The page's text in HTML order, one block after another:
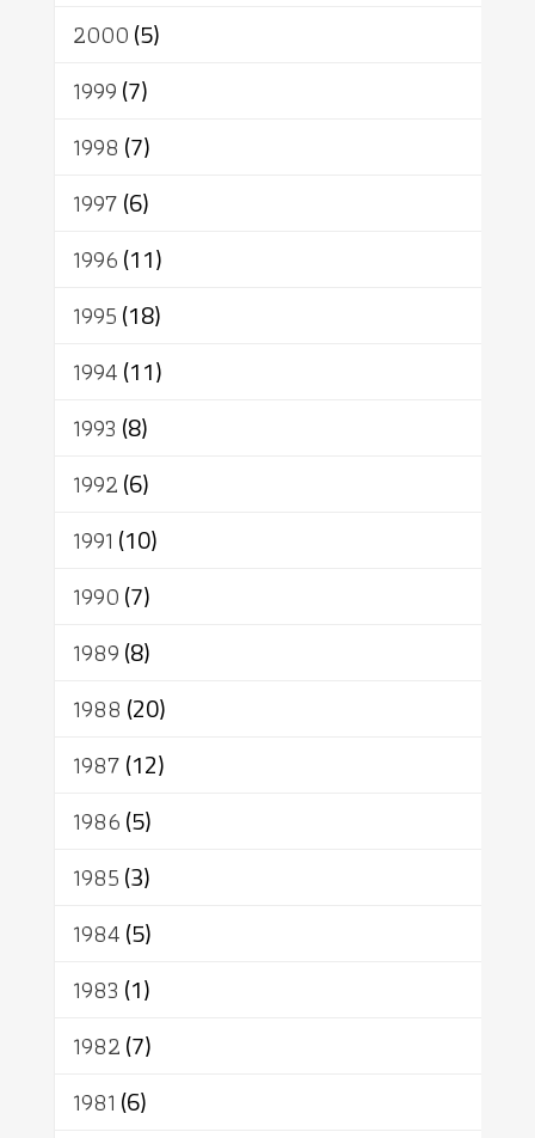
2000(5)
1999(7)
1998 (7)
1997(6)
1996(11)
1995(18)
1994(11)
1993 (8)
1992(6)
1991 (10)
1990(7)
1989(8)
1988 (20)
1987(12)
1986(5)
1985(3)
1984(5)
1983 (1)
1982(7)
1981 (6)